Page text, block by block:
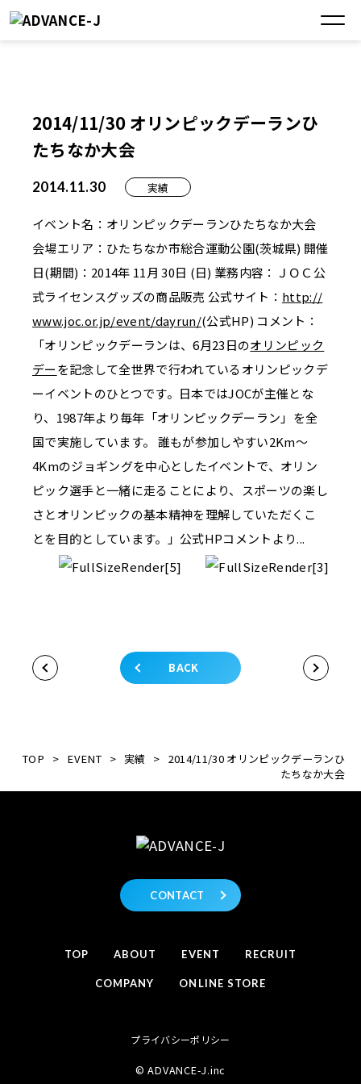
2014/11/30 オリンピックデーランひ
たちなか大会
2014.11.30 実績
イベント名：オリンピックデーランひたちなか大会
会場エリア：ひたちなか市総合運動公園(茨城県) 開催
日(期間)：2014年 11月 30日 (日) 業務内容：ＪＯＣ公
式ライセンスグッズの商品販売 公式サイト： http://
www.joc.or.jp/event/dayrun/(公式HP) コメント：
「オリンピックデーランは、6月23日のオリンピック
デーを記念して全世界で行われているオリンピックデ
ーイベントのひとつです。日本ではJOCが主催とな
り、1987年より毎年「オリンピックデーラン」を全
国で実施しています。 誰もが参加しやすい2Km～
4Kmのジョギングを中心としたイベントで、オリン
ピック選手と一緒に走ることにより、スポーツの楽し
さとオリンピックの基本精神を理解していただくこ
とを目的としています。」公式HPコメントより...
BACK
TOP > EVENT > 実績 > 2014/11/30 オリンピックデーランひ
たちなか大会
CONTACT
TOP ABOUT EVENT RECRUIT
COMPANY ONLINE STORE
プライバシーポリシー
© ADVANCE-J.inc